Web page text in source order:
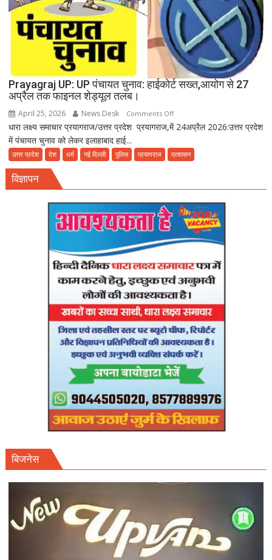
दावत
Prayagraj UP: UP पंचायत चुनाव: हाईकोर्ट सख्त,आयोग से 27
अप्रैल तक फाइनल शेड्यूल तलब।
April 25, 2026 News Desk Comments Offon
Prayagraj
UP
हाईकोर्ट
सख्त,आयोग
अप्रैल
फाइनल
शेड्यूल
तलब।
धारा लक्ष्य समाचार प्रयागराज/उत्तर प्रदेश प्रयागराज,में 24अप्रैल 2026:उत्तर प्रदेश
में पंचायत चुनाव को लेकर इलाहाबाद हाई...
उत्तर प्रदेश देश धर्म नई दिल्ली पुलिस प्रयागराज प्रशासन
विज्ञापन
बिजनेस